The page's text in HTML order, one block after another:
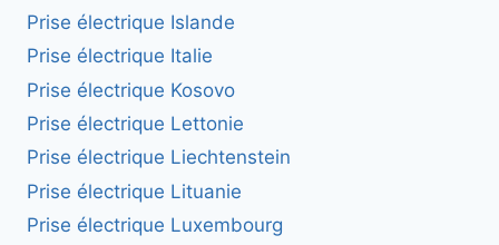
Prise électrique Islande
Prise électrique Italie
Prise électrique Kosovo
Prise électrique Lettonie
Prise électrique Liechtenstein
Prise électrique Lituanie
Prise électrique Luxembourg